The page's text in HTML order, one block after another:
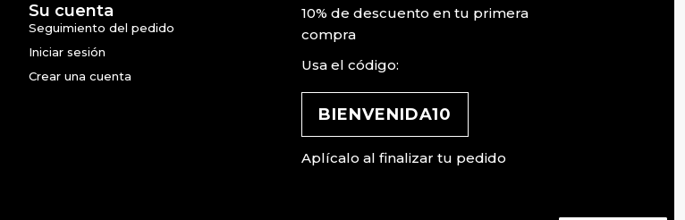
Su cuenta
Seguimiento del pedido
Iniciar sesión
Crear una cuenta
10% de descuento en tu primera
compra
Usa el código:
BIENVENIDA10
Aplícalo al finalizar tu pedido